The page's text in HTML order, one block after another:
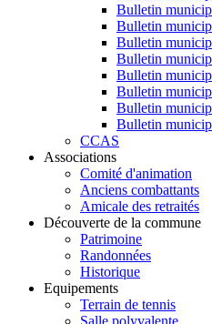
Bulletin
Bulletin
Bulletin
Bulletin
Bulletin
Bulletin
Bulletin
Bulletin
CCAS
Associations
Comité d'animation
Anciens combattants
Amicale des retraités
Découverte de la commune
Patrimoine
Randonnées
Historique
Equipements
Terrain de tennis
Salle polyvalente